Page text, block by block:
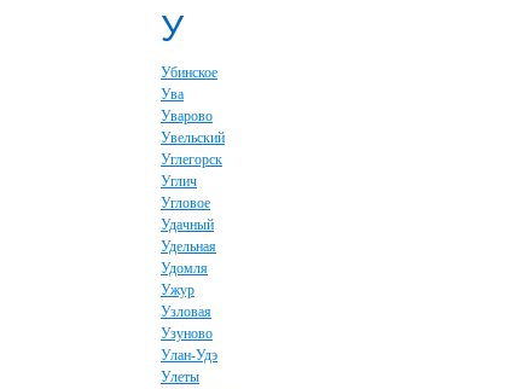
У
Убинское
Ува
Уварово
Увельский
Углегорск
Углич
Угловое
Удачный
Удельная
Удомля
Ужур
Узловая
Узуново
Улан-Удэ
Улеты